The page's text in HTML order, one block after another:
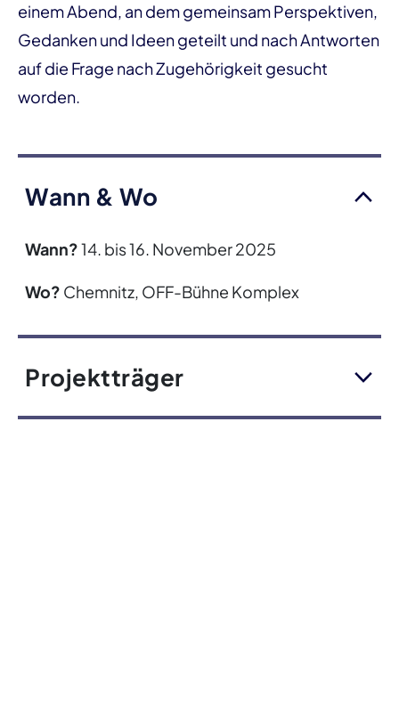
einem Abend, an dem gemeinsam Perspektiven,
Gedanken und Ideen geteilt und nach Antworten
auf die Frage nach Zugehörigkeit gesucht
worden.
Wann & Wo
Wann?14. bis 16. November 2025
Wo? Chemnitz, OFF-Bühne Komplex
Projektträger